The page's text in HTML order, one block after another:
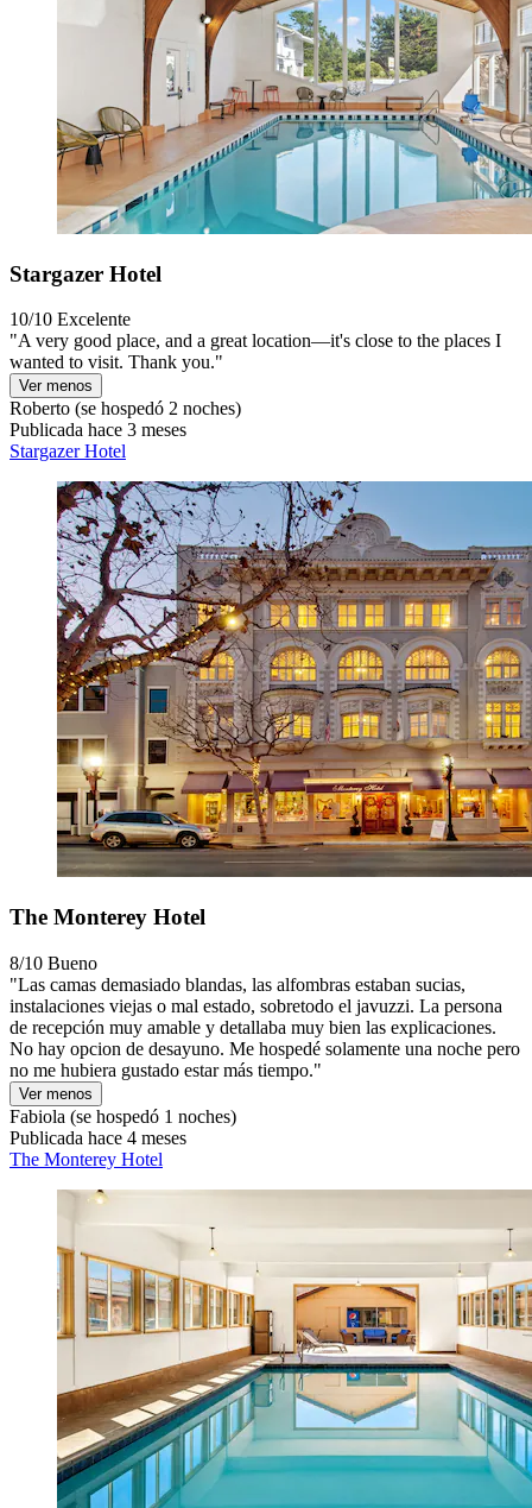
Stargazer Hotel
10/10 Excelente
"A very good place, and a great location—it's close to the places I
wanted to visit. Thank you."
Ver menos
Roberto (se hospedó 2 noches)
Publicada hace 3 meses
Stargazer Hotel
The Monterey Hotel
8/10 Bueno
"Las camas demasiado blandas, las alfombras estaban sucias,
instalaciones viejas o mal estado, sobretodo el javuzzi. La persona
de recepción muy amable y detallaba muy bien las explicaciones.
No hay opcion de desayuno. Me hospedé solamente una noche pero
no me hubiera gustado estar más tiempo."
Ver menos
Fabiola (se hospedó 1 noches)
Publicada hace 4 meses
The Monterey Hotel